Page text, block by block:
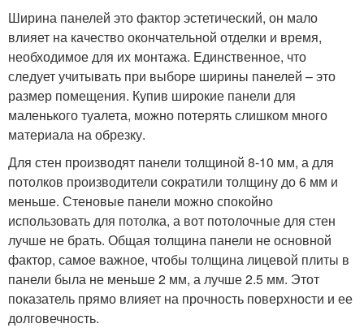
Ширина панелей это фактор эстетический, он мало
влияет на качество окончательной отделки и время,
необходимое для их монтажа. Единственное, что
следует учитывать при выборе ширины панелей – это
размер помещения. Купив широкие панели для
маленького туалета, можно потерять слишком много
материала на обрезку.
Для стен производят панели толщиной 8-10 мм, а для
потолков производители сократили толщину до 6 мм и
меньше. Стеновые панели можно спокойно
использовать для потолка, а вот потолочные для стен
лучше не брать. Общая толщина панели не основной
фактор, самое важное, чтобы толщина лицевой плиты в
панели была не меньше 2 мм, а лучше 2.5 мм. Этот
показатель прямо влияет на прочность поверхности и ее
долговечность.